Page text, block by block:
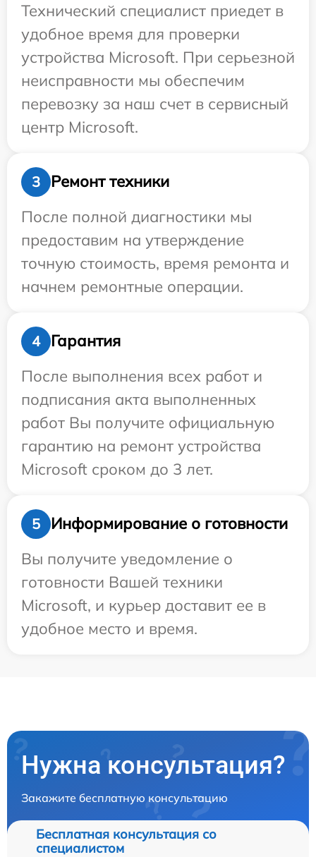
Технический специалист приедет в
удобное время для проверки
устройства Microsoft. При серьезной
неисправности мы обеспечим
перевозку за наш счет в сервисный
центр Microsoft.
3
Ремонт техники
После полной диагностики мы
предоставим на утверждение
точную стоимость, время ремонта и
начнем ремонтные операции.
4
Гарантия
После выполнения всех работ и
подписания акта выполненных
работ Вы получите официальную
гарантию на ремонт устройства
Microsoft сроком до 3 лет.
5
Информирование о готовности
Вы получите уведомление о
готовности Вашей техники
Microsoft, и курьер доставит ее в
удобное место и время.
Нужна консультация?
Закажите бесплатную консультацию
Бесплатная консультация со
специалистом